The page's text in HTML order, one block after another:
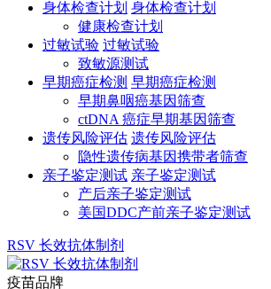
身体检查计划 身体检查计划
健康检查计划
过敏试验 过敏试验
致敏源测试
早期癌症检测 早期癌症检测
早期鼻咽癌基因筛查
ctDNA 癌症早期基因筛查
遗传风险评估 遗传风险评估
隐性遗传病基因携带者筛查
亲子鉴定测试 亲子鉴定测试
产后亲子鉴定测试
美国DDC产前亲子鉴定测试
RSV 长效抗体制剂
疫苗品牌